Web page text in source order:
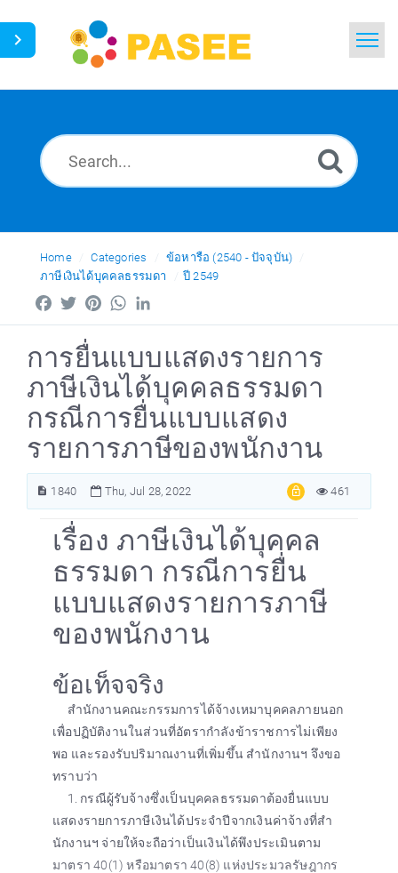
News
Ask a Question
Home Categories
ข้อหารือ (2540 - ปัจจุบัน)
ภาษีเงินได้บุคคลธรรมดา
ปี 2549
FacebookTwitterPinterestWhatsApp
การยื่นแบบแสดงรายการ
ภาษีเงินได้บุคคลธรรมดา
กรณีการยื่นแบบแสดง
รายการภาษีของพนักงาน
1840 Thu, Jul 28, 2022 461
เรื่อง ภาษีเงินได้บุคคล
ธรรมดา กรณีการยื่น
แบบแสดงรายการภาษี
ของพนักงาน
ข้อเท็จจริง
สำนักงานคณะกรรมการได้จ้างเหมาบุคคลภายนอก
เพื่อปฏิบัติงานในส่วนที่อัตรากำลังข้าราชการไม่เพียง
พอ และรองรับปริมาณงานที่เพิ่มขึ้น สำนักงานฯ จึงขอ
ทราบว่า
1. กรณีผู้รับจ้างซึ่งเป็นบุคคลธรรมดาต้องยื่นแบบ
แสดงรายการภาษีเงินได้ประจำปีจากเงินค่าจ้างที่สำ
นักงานฯ จ่ายให้จะถือว่าเป็นเงินได้พึงประเมินตาม
มาตรา 40(1) หรือมาตรา 40(8) แห่งประมวลรัษฎากร